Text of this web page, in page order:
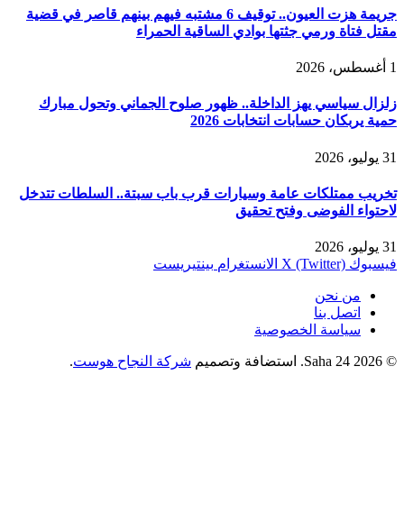
جريمة هزت العيون.. توقيف 6 مشتبه فيهم بينهم قاصر في قضية
مقتل فتاة ورمي جثتها بوادي الساقية الحمراء
1 أغسطس، 2026
زلزال سياسي يهز الداخلة.. ظهور صلوح الجماني وتحول مبارك
حمية يربكان حسابات انتخابات 2026
31 يوليو، 2026
تخريب ممتلكات عامة وسيارات قرب باب سبتة.. السلطات تتدخل
لاحتواء الفوضى وفتح تحقيق
31 يوليو، 2026
فيسبوك X (Twitter) الانستغرام بينتيريست
من نحن
اتصل بنا
سياسة الخصوصية
© 2026 Saha 24. استضافة وتصميم شركة النجاح هوست.